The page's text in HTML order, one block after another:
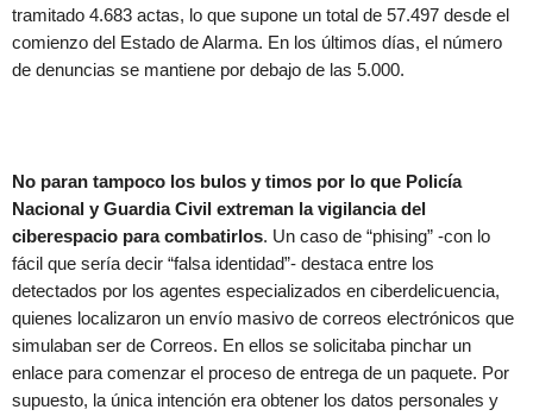
tramitado 4.683 actas, lo que supone un total de 57.497 desde el
comienzo del Estado de Alarma. En los últimos días, el número
de denuncias se mantiene por debajo de las 5.000.
No paran tampoco los bulos y timos por lo que Policía
Nacional y Guardia Civil extreman la vigilancia del
ciberespacio para combatirlos. Un caso de “phising” -con lo
fácil que sería decir “falsa identidad”- destaca entre los
detectados por los agentes especializados en ciberdelicuencia,
quienes localizaron un envío masivo de correos electrónicos que
simulaban ser de Correos. En ellos se solicitaba pinchar un
enlace para comenzar el proceso de entrega de un paquete. Por
supuesto, la única intención era obtener los datos personales y